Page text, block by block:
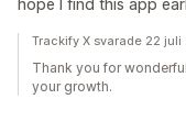
hope I find this app
Trackify X svarade 22 juli
Thank you for
your growth.